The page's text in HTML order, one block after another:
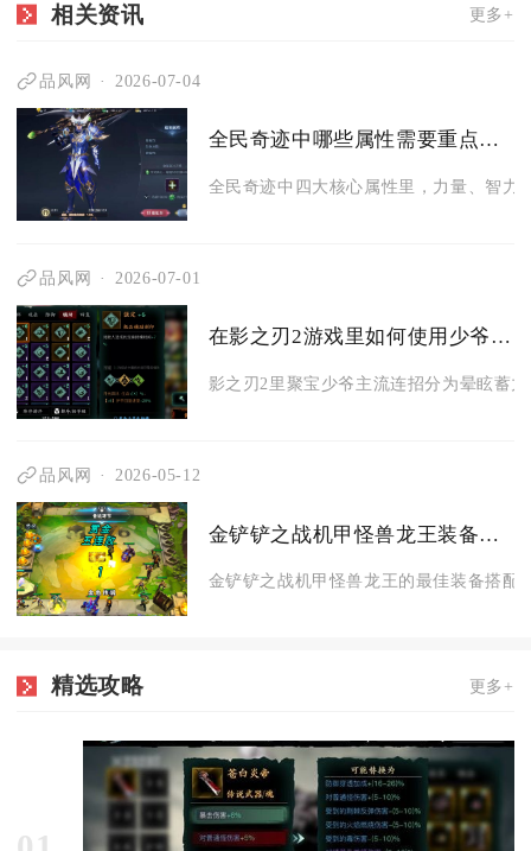
相关资讯 更多+
品风网 2026-07-04
全民奇迹中哪些属性需要重点加点
全民奇迹中四大核心属性里，力量、智力
品风网 2026-07-01
在影之刃2游戏里如何使用少爷的连招招式
影之刃2里聚宝少爷主流连招分为晕眩蓄
品风网 2026-05-12
金铲铲之战机甲怪兽龙王装备的最佳搭配是什么
金铲铲之战机甲怪兽龙王的最佳装备搭配
精选攻略 更多+